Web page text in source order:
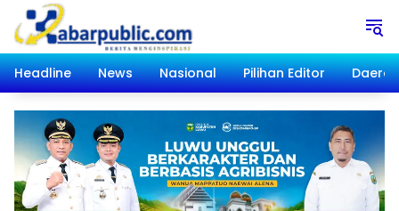
Langsung
konten
Headline
News Nasional Pilihan Editor Daerah